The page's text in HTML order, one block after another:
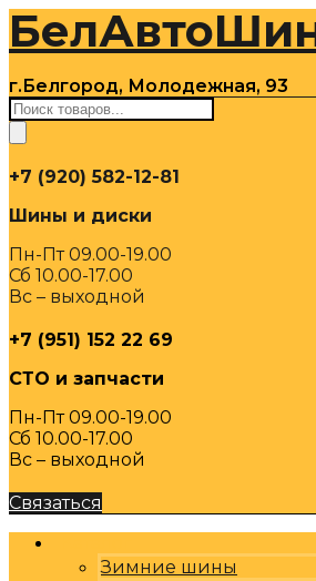
Перейти
содержимому
г.Белгород, Молодежная, 93
Поиск
товаров
+7 (920) 582-12-81
Шины и диски
Пн-Пт 09.00-19.00
Сб 10.00-17.00
Вс – выходной
+7 (951) 152 22 69
СТО и запчасти
Пн-Пт 09.00-19.00
Сб 10.00-17.00
Вс – выходной
Связаться
Зимние шины